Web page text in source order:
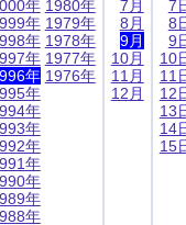
年
年
年
年
年
年
年
年
年
年
年
年
年
1980年
1979年
1978年
1977年
1976年
7月
8月
9月
10月
11月
12月
7
8
9
10
11
12
13
14
15